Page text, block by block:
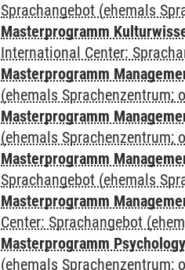
Sprachangebot (ehemals
Masterprogramm
International Center:
Masterprogramm
(ehemals Sprachenzentrum;
Masterprogramm
(ehemals Sprachenzentrum;
Masterprogramm
Sprachangebot (ehemals
Masterprogramm
Center: Sprachangebot
Masterprogramm
(ehemals Sprachenzentrum;